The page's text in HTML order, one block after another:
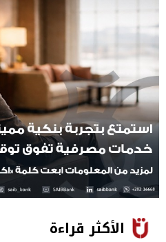
الأكثر قراءة